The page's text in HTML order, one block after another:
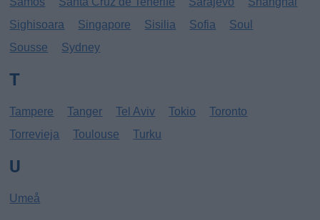
Sighisoara
Singapore Sisilia Sofia
Soul
Sousse
Sydney
T
Tampere Tanger Tel Aviv Tokio
Toronto
Torrevieja
Toulouse Turku
U
Umeå